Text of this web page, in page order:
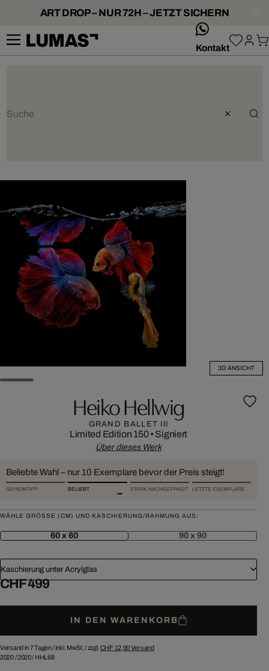
ART DROP – NUR 72H – JETZT SICHERN
Kontakt
3D ANSICHT
Heiko Hellwig
GRAND BALLET III
Limited Edition 150• Signiert
Über dieses Werk
Beliebte Wahl – nur 10 Exemplare bevor der Preis steigt!
GEHEIMTIPP BELIEBT STARK NACHGEFRAGT LETZTE EXEMPLARE
WÄHLE GRÖSSE (CM) UND KASCHIERUNG/RAHMUNG AUS:
60 x 60 90 x 90
Kaschierung unter Acrylglas
CHF 499
IN DEN WARENKORB
Versand in 7 Tagen /inkl. MwSt. / zzgl. CHF 12,90Versand
2020/2020/ HHL68